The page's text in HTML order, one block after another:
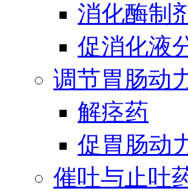
消化酶制
促消化液
调节胃肠动
解痉药
促胃肠动
催吐与止吐